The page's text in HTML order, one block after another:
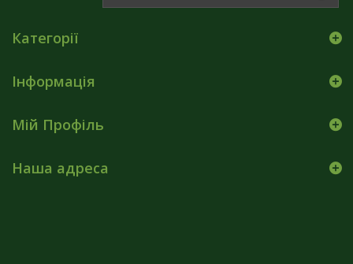
Категорії
Інформація
Мій Профіль
Наша адреса